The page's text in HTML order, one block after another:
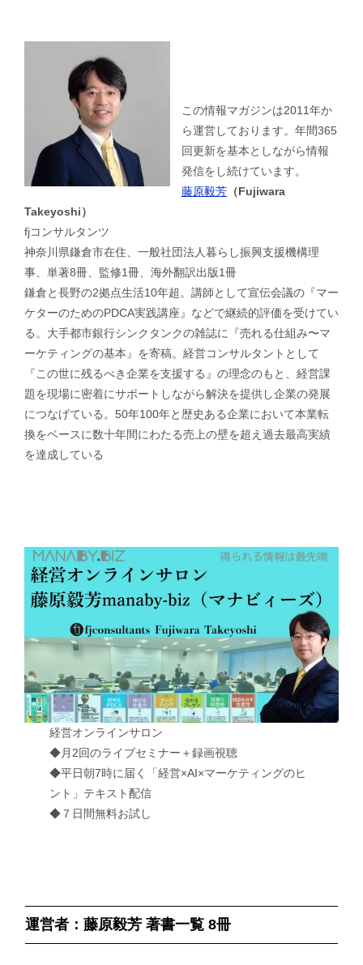
この情報マガジンは2011年か
ら運営しております。年間365
回更新を基本としながら情報
発信をし続けています。
藤原毅芳 （Fujiwara
Takeyoshi）
fjコンサルタンツ
神奈川県鎌倉市在住、一般社団法人暮らし振興支援機構理
事、単著8冊、監修1冊、海外翻訳出版1冊
鎌倉と長野の2拠点生活10年超。講師として宣伝会議の『マー
ケターのためのPDCA実践講座』などで継続的評価を受けてい
る。大手都市銀行シンクタンクの雑誌に『売れる仕組み〜マ
ーケティングの基本』を寄稿。経営コンサルタントとして
『この世に残るべき企業を支援する』の理念のもと、経営課
題を現場に密着にサポートしながら解決を提供し企業の発展
につなげている。50年100年と歴史ある企業において本業転
換をベースに数十年間にわたる売上の壁を超え過去最高実績
を達成している
経営オンラインサロン
◆月2回のライブセミナー＋録画視聴
◆平日朝7時に届く「経営×AI×マーケティングのヒ
ント」テキスト配信
◆７日間無料お試し
運営者：藤原毅芳 著書一覧 8冊